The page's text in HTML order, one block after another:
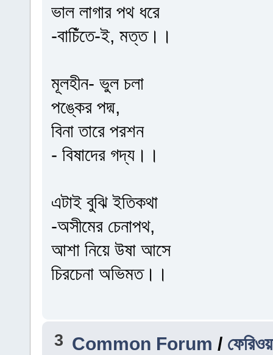
ভাল লাগার পথ ধরে
-বাচিঁতে-ই, মত্ত।।
মূলহীন- ভুল চলা
পঙ্কের পদ্ম,
বিনা তারে পরশন
- বিষাদের গদ্য।।
এটাই বুঝি ইতিকথা
-অসীমের চেনাপথ,
আশা নিয়ে উষা আসে
চিরচেনা অভিমত।।
3 Common Forum /